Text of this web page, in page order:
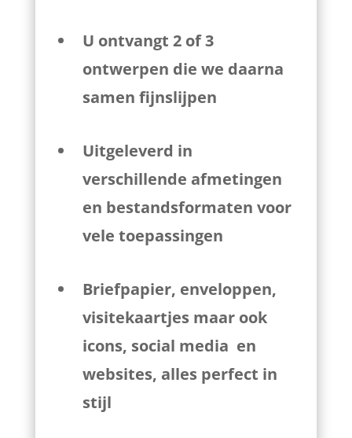
U ontvangt 2 of 3
ontwerpen die we daarna
samen fijnslijpen
Uitgeleverd in
verschillende afmetingen
en bestandsformaten voor
vele toepassingen
Briefpapier, enveloppen,
visitekaartjes maar ook
icons, social media en
websites, alles perfect in
stijl